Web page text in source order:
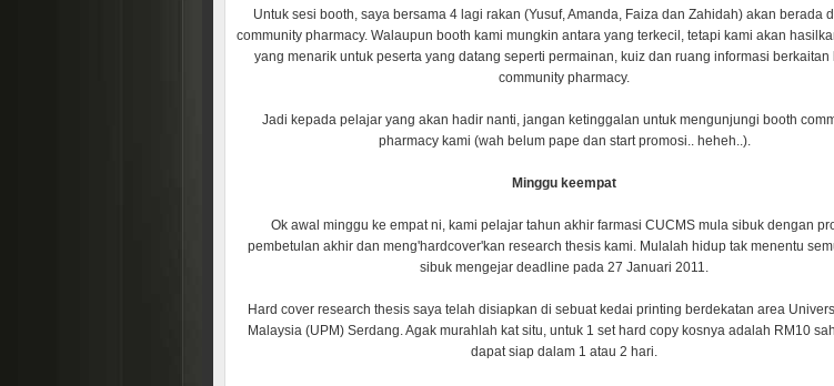
Untuk sesi booth, saya bersama 4 lagi rakan (Yusuf, Amanda, Faiza dan Zahidah) akan berada
community pharmacy. Walaupun booth kami mungkin antara yang terkecil, tetapi kami akan
yang menarik untuk peserta yang datang seperti permainan, kuiz dan ruang informasi berkaitan
community pharmacy.
Jadi kepada pelajar yang akan hadir nanti, jangan ketinggalan untuk mengunjungi booth
pharmacy kami (wah belum pape dan start promosi.. heheh..).
Minggu keempat
Ok awal minggu ke empat ni, kami pelajar tahun akhir farmasi CUCMS mula sibuk dengan
pembetulan akhir dan meng'hardcover'kan research thesis kami. Mulalah hidup tak menentu
sibuk mengejar deadline pada 27 Januari 2011.
Hard cover research thesis saya telah disiapkan di sebuat kedai printing berdekatan area
Malaysia (UPM) Serdang. Agak murahlah kat situ, untuk 1 set hard copy kosnya adalah RM10
dapat siap dalam 1 atau 2 hari.